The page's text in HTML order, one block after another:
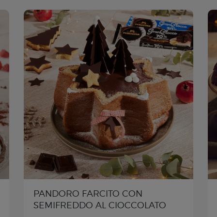
PANDORO FARCITO CON
SEMIFREDDO AL CIOCCOLATO